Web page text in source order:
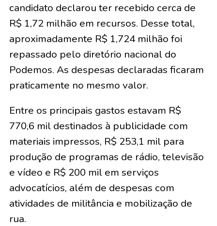
candidato declarou ter recebido cerca de
R$ 1,72 milhão em recursos. Desse total,
aproximadamente R$ 1,724 milhão foi
repassado pelo diretório nacional do
Podemos. As despesas declaradas ficaram
praticamente no mesmo valor.
Entre os principais gastos estavam R$
770,6 mil destinados à publicidade com
materiais impressos, R$ 253,1 mil para
produção de programas de rádio, televisão
e vídeo e R$ 200 mil em serviços
advocatícios, além de despesas com
atividades de militância e mobilização de
rua.